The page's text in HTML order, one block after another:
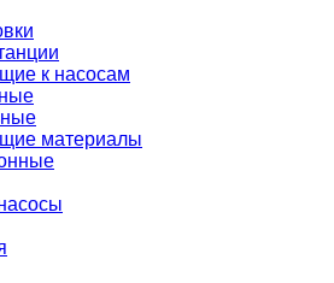
к насосам
материалы